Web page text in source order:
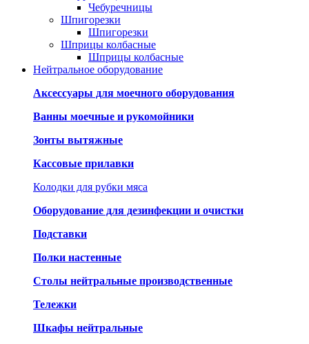
Чебуречницы
Шпигорезки
Шпигорезки
Шприцы колбасные
Шприцы колбасные
Нейтральное оборудование
Аксессуары для моечного оборудования
Ванны моечные и рукомойники
Зонты вытяжные
Кассовые прилавки
Колодки для рубки мяса
Оборудование для дезинфекции и очистки
Подставки
Полки настенные
Столы нейтральные производственные
Тележки
Шкафы нейтральные